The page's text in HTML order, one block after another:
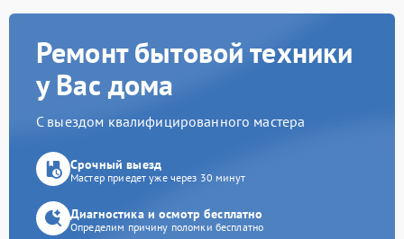
Ремонт бытовой техники
у Вас дома
С выездом квалифицированного мастера
Срочный выезд
Мастер приедет уже через 30 минут
Диагностика и осмотр бесплатно
Определим причину поломки бесплатно